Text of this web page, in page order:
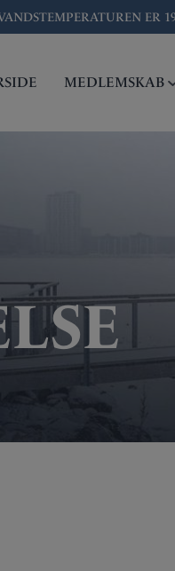
ER
MEDLEMSKAB